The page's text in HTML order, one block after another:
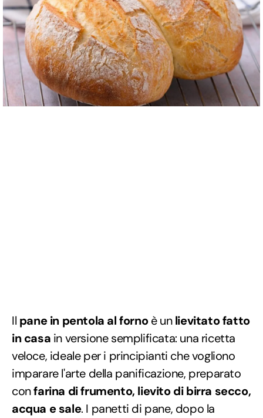
Il pane in pentola al fornoè unlievitato fatto
in casa in versione semplificata: una ricetta
veloce, ideale per i principianti che vogliono
imparare l'arte della panificazione, preparato
confarina di frumento, lievito di birra secco,
acqua e sale. I panetti di pane, dopo la